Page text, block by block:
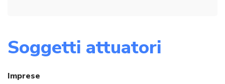
Soggetti attuatori
Imprese